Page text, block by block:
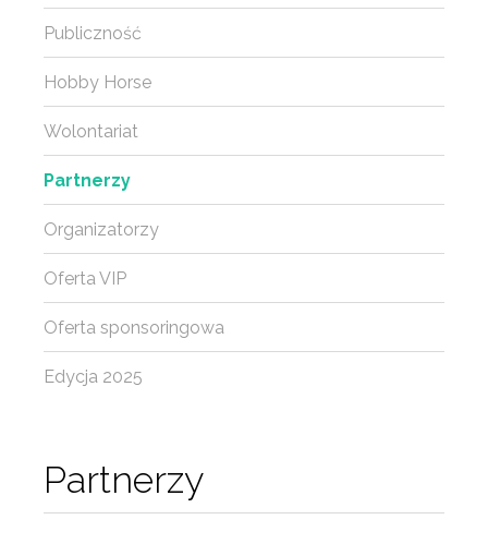
Partnerzy
Publiczność
Hobby Horse
Wolontariat
Partnerzy
Organizatorzy
Oferta VIP
Oferta sponsoringowa
Edycja 2025